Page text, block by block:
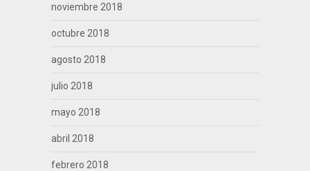
noviembre 2018
octubre 2018
agosto 2018
julio 2018
mayo 2018
abril 2018
febrero 2018